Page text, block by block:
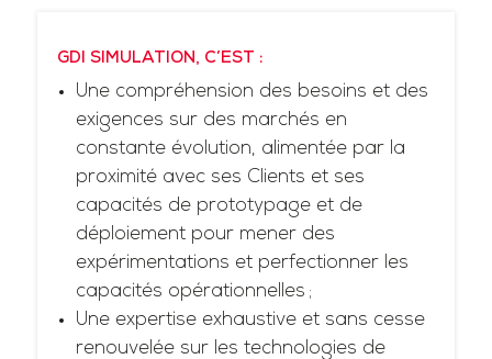
GDI SIMULATION, C’EST :
Une compréhension des besoins et des
exigences sur des marchés en
constante évolution, alimentée par la
proximité avec ses Clients et ses
capacités de prototypage et de
déploiement pour mener des
expérimentations et perfectionner les
capacités opérationnelles ;
Une expertise exhaustive et sans cesse
renouvelée sur les technologies de